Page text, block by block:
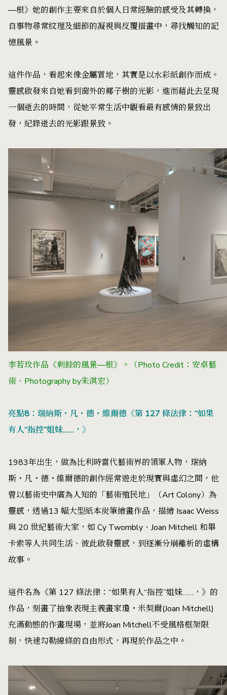
—根》她的創作主要來自於個人日常經驗的感受及其轉換，
自事物尋常紋理及細節的凝視與反覆描畫中，尋找觸知的記
憶風景。
這件作品，看起來像金屬質地，其實是以水彩紙創作而成。
靈感啟發來自她看到窗外的椰子樹的光影，進而藉此去呈現
一個逝去的時間，從她平常生活中觀看最有感情的景致出
發，紀錄逝去的光影跟景致。
李若玫作品《剩餘的風景—根》。
（Photo Credit：安卓藝
術、Photography by朱淇宏）
亮點8：瑞納斯・凡・德・維爾德《第 127 條法律：“如果
有人“指控”姐妹……，》
1983年出生，做為比利時當代藝術界的領軍人物，瑞納
斯・凡・德・維爾德的創作經常遊走於現實與虛幻之間，他
曾以藝術史中廣為人知的「藝術殖民地」（Art Colony）為
靈感，透過13 幅大型紙本炭筆繪畫作品，描繪 Isaac Weiss
與 20 世紀藝術大家，如 Cy Twombly、Joan Mitchell 和畢
卡索等人共同生活、彼此啟發靈感，到逐漸分崩離析的虛構
故事。
這件名為《第 127 條法律：“如果有人“指控”姐妹……，》的
作品，刻畫了抽象表現主義畫家瓊・米契爾(Joan Mitchell)
充滿動態的作畫現場，並將Joan Mitchell不受風格框架限
制，快速勾勒線條的自由形式，再現於作品之中。